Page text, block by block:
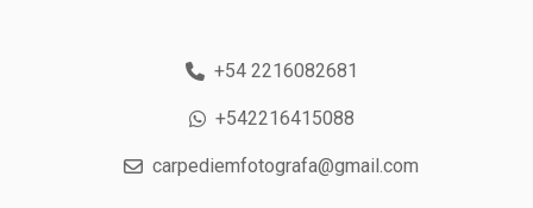
+54 2216082681
+542216415088
carpediemfotografa@gmail.com